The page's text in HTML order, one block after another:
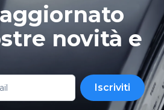
novità e
Iscriviti